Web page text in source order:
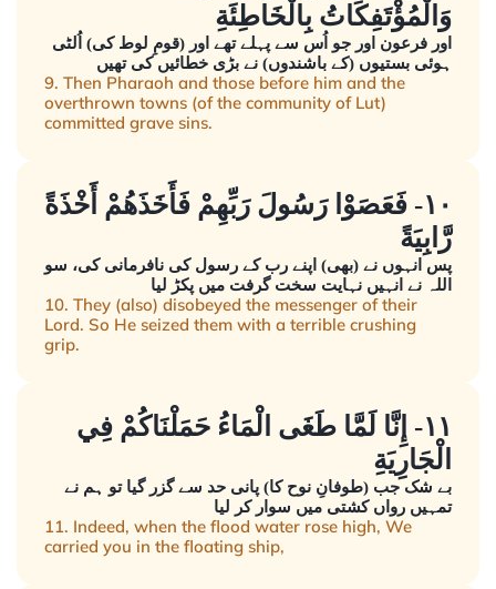
وَالْمُؤْتَفِكَاتُ بِالْخَاطِئَةِ
اور فرعون اور جو اُس سے پہلے تھے اور (قومِ لوط کی) اُلٹی
ہوئی بستیوں (کے باشندوں) نے بڑی خطائیں کی تھیں
9. Then Pharaoh and those before him and the
overthrown towns (of the community of Lut)
committed grave sins.
١٠- فَعَصَوْا رَسُولَ رَبِّهِمْ فَأَخَذَهُمْ أَخْذَةً
رَّابِيَةً
پس انہوں نے (بھی) اپنے رب کے رسول کی نافرمانی کی، سو
اللہ نے انہیں نہایت سخت گرفت میں پکڑ لیا
10. They (also) disobeyed the messenger of their
Lord. So He seized them with a terrible crushing
grip.
١١- إِنَّا لَمَّا طَغَى الْمَاءُ حَمَلْنَاكُمْ فِي
الْجَارِيَةِ
بے شک جب (طوفانِ نوح کا) پانی حد سے گزر گیا تو ہم نے
تمہیں رواں کشتی میں سوار کر لیا
11. Indeed, when the flood water rose high, We
carried you in the floating ship,